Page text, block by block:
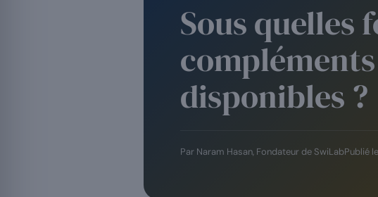
Sous quelles
disponibles ?
Par Naram Hasan, Fondateur de SwiLabPublié le